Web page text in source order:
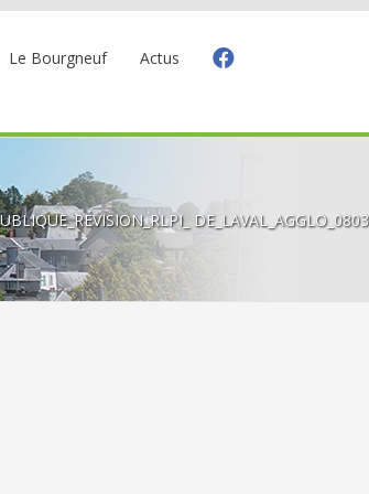
Le Bourgneuf Actus
DE_LAVAL_AGGLO_0803